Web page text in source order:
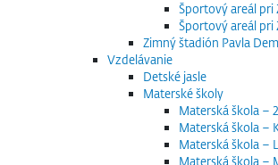
Športový areál pri
Športový areál pri
Zimný štadión Pavla
Vzdelávanie
Detské jasle
Materské školy
Materská škola –
Materská škola –
Materská škola –
Materská škola –